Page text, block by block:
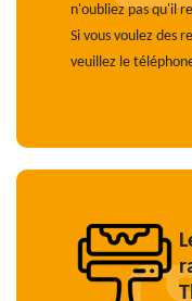
n'oubliez pas qu'il
Si vous voulez des
veuillez le